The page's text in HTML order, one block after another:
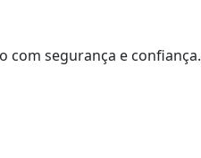
com segurança e confiança.